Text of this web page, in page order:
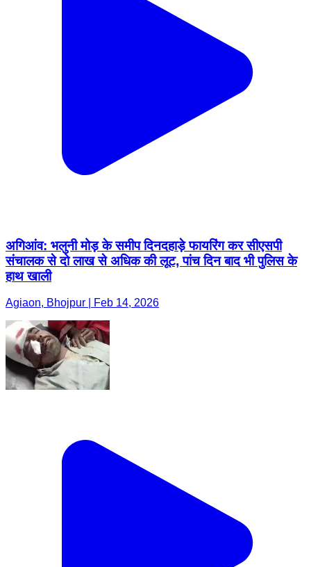
अगिआंव: भलुनी मोड़ के समीप दिनदहाड़े फायरिंग कर सीएसपी
संचालक से दो लाख से अधिक की लूट, पांच दिन बाद भी पुलिस के
हाथ खाली
Agiaon, Bhojpur | Feb 14, 2026